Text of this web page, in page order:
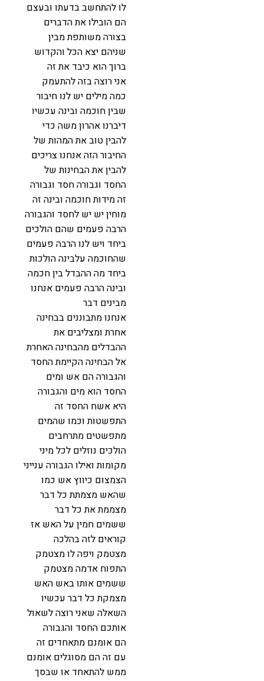
לו להתחשב בדעתו ובעצם
הם הובילו את הדברים
בצורה משותפת מבין
שניהם יצא הכל והקדוש
ברוך הוא כיבד את זה
אני רוצה בזה להתעמק
כמה מילים יש לנו חיבור
שבין חוכמה ובינה עכשיו
דיברנו אהרון משה כדי
להבין טוב את המהות של
החיבור הזה אנחנו צריכים
להבין את הבחינות של
החסד וגבורה חסד וגבורה
זה מידות חוכמה ובינה זה
מוחין יש יש לחסד והגבורה
הרבה פעמים שהם הולכים
ביחד ויש לנו הרבה פעמים
שהחוכמה עלבינה הולכות
ביחד מה ההבדל בין חכמה
ובינה הרבה פעמים אנחנו
מבינים דבר
אנחנו מתבוננים בבחינה
אחרת ומצליבים את
ההבדלים מהבחינה האחרת
אל הבחינה הקיימת החסד
והגבורה הם אש ומים
החסד הוא מים והגבורה
היא אשח החסד זה
התפשטות וכמו שהמים
מתפשטים מתרחבים
הולכים נוזלים לכל מיני
מקומות ואילו הגבורה ענייני
הצמצום כיווץ אש כמו
שהאש מצמתת כל דבר
מצממת את כל דבר
ששמים חמין על האש אז
קוראים לזה בהלכה
מצטמק ויפה לו מצטמק
התפוח אדמה מצטמק
ששמים אותו באש האש
מצמקת כל דבר עכשיו
השאלה שאני רוצה לשאול
אותכם החסד והגבורה
הם אומנם מתאחדים זה
עם זה הם מסוגלים אומנם
ממש להתאחד או שבסך